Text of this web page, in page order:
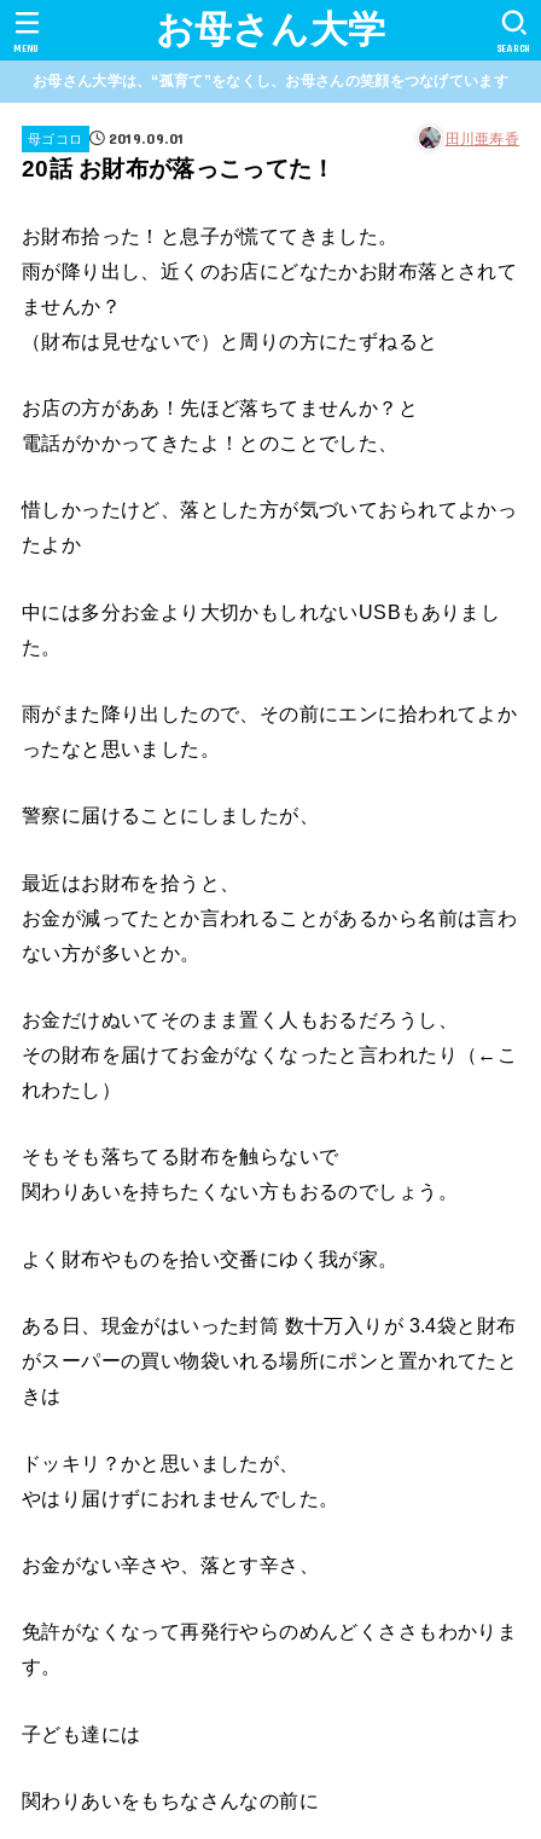
お母さん大学 SEARCH
MENU
お母さん大学は、“孤育て”をなくし、お母さんの笑顔をつなげています
母ゴコロ 2019.09.01 田川亜寿香
20話 お財布が落っこってた！
お財布拾った！と息子が慌ててきました。
雨が降り出し、近くのお店にどなたかお財布落とされて
ませんか？
（財布は見せないで）と周りの方にたずねると
お店の方がああ！先ほど落ちてませんか？と
電話がかかってきたよ！とのことでした、
惜しかったけど、落とした方が気づいておられてよかっ
たよか
中には多分お金より大切かもしれないUSBもありまし
た。
雨がまた降り出したので、その前にエンに拾われてよか
ったなと思いました。
警察に届けることにしましたが、
最近はお財布を拾うと、
お金が減ってたとか言われることがあるから名前は言わ
ない方が多いとか。
お金だけぬいてそのまま置く人もおるだろうし、
その財布を届けてお金がなくなったと言われたり（←こ
れわたし）
そもそも落ちてる財布を触らないで
関わりあいを持ちたくない方もおるのでしょう。
よく財布やものを拾い交番にゆく我が家。
ある日、現金がはいった封筒 数十万入りが 3.4袋と財布
がスーパーの買い物袋いれる場所にポンと置かれてたと
きは
ドッキリ？かと思いましたが、
やはり届けずにおれませんでした。
お金がない辛さや、落とす辛さ、
免許がなくなって再発行やらのめんどくささもわかりま
す。
子ども達には
関わりあいをもちなさんなの前に